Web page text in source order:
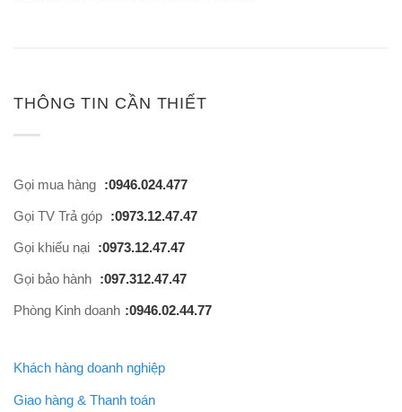
THÔNG TIN CẦN THIẾT
Gọi mua hàng :0946.024.477
Gọi TV Trả góp :0973.12.47.47
Gọi khiếu nại :0973.12.47.47
Gọi bảo hành :097.312.47.47
Phòng Kinh doanh :0946.02.44.77
Khách hàng doanh nghiệp
Giao hàng & Thanh toán